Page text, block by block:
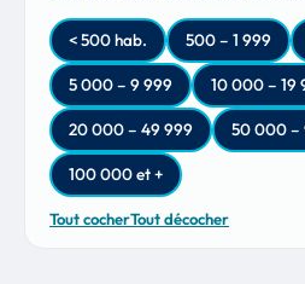
< 500 hab. 500 – 1 999
5 000 – 9 999 10 000 – 19
20 000 – 49 999 50 000 –
100 000 et +
Tout cocherTout décocher